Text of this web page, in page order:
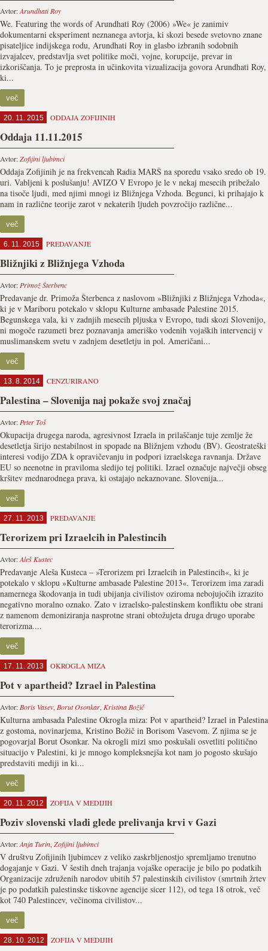
Avtor:Arundhati Roy
We. Featuring the words of Arundhati Roy (2006) »We« je zanimiv
dokumentarni eksperiment neznanega avtorja, ki skozi besede svetovno znane
pisateljice indijskega rodu, Arundhati Roy in glasbo izbranih sodobnih
izvajalcev, predstavlja svet politike moči, vojne, korupcije, prevar in
izkoriščanja. To je preprosta in učinkovita vizualizacija govora Arundhati Roy,
ki...
več
20. 11. 2015 ODDAJA ZOFIJINIH
Oddaja 11.11.2015
Avtor:Zofijini ljubimci
Oddaja Zofijinih je na frekvencah Radia MARŠ na sporedu vsako sredo ob 19.
uri. Vabljeni k poslušanju! AVIZO V Evropo je le v nekaj mesecih pribežalo
na tisoče ljudi, med njimi mnogi iz Bližnjega Vzhoda. Begunci, ki prihajajo k
nam in različne teorije zarot v nekaterih ljudeh povzročijo različne...
več
6. 11. 2015 PREDAVANJE
Bližnjiki z Bližnjega Vzhoda
Avtor: Primož Šterbenc
Predavanje dr. Primoža Šterbenca z naslovom »Bližnjiki z Bližnjega Vzhoda«,
ki je v Mariboru potekalo v sklopu Kulturne ambasade Palestine 2015.
Begunskega vala, ki v zadnjih mesecih pljuska v Evropo, tudi skozi Slovenijo,
ni mogoče razumeti brez poznavanja ameriško vodenih vojaških intervencij v
muslimanskem svetu v zadnjem desetletju in pol. Američani...
več
13. 8. 2014 CENZURIRANO
Palestina – Slovenija naj pokaže svoj značaj
Avtor: Peter Toš
Okupacija drugega naroda, agresivnost Izraela in prilaščanje tuje zemlje že
desetletja širijo nestabilnost in spopade na Bližnjem vzhodu (BV). Geostrateški
interesi vodijo ZDA k opravičevanju in podpori izraelskega ravnanja. Države
EU so neenotne in praviloma sledijo tej politiki. Izrael označuje največji obseg
kršitev mednarodnega prava, ki ostajajo nekaznovane. Slovenija...
več
27. 11. 2013 PREDAVANJE
Terorizem pri Izraelcih in Palestincih
Avtor:Aleš Kustec
Predavanje Aleša Kusteca – »Terorizem pri Izraelcih in Palestincih«, ki je
potekalo v sklopu »Kulturne ambasade Palestine 2013«. Terorizem ima zaradi
namernega škodovanja in tudi ubijanja civilistov oziroma nebojujočih izrazito
negativno moralno oznako. Zato v izraelsko-palestinskem konfliktu obe strani
z namenom demoniziranja nasprotne strani obtožujeta druga drugo uporabe
terorizma....
več
17. 11. 2013 OKROGLA MIZA
Pot v apartheid? Izrael in Palestina
Avtor: Boris Vasev, Borut Osonkar, Kristina Božič
Kulturna ambasada Palestine Okrogla miza: Pot v apartheid? Izrael in Palestina
z gostoma, novinarjema, Kristino Božič in Borisom Vasevom. Z njima se je
pogovarjal Borut Osonkar. Na okrogli mizi smo poskušali osvetliti politično
situacijo v Palestini, ki je mnogo kompleksnejša kot nam jo pogosto skušajo
predstaviti mediji in ki...
več
20. 11. 2012 ZOFIJA V MEDIJIH
Poziv slovenski vladi glede prelivanja krvi v Gazi
Avtor:Anja Turin, Zofijini ljubimci
V društvu Zofijinih ljubimcev z veliko zaskrbljenostjo spremljamo trenutno
dogajanje v Gazi. V šestih dneh trajanja vojaške operacije je bilo po podatkih
Organizacije združenih narodov ubitih 57 palestinskih civilistov (smrtnih žrtev
je po podatkih palestinske tiskovne agencije sicer 112), od tega 18 otrok, več
kot 740 Palestincev, večinoma civilistov...
več
28. 10. 2012 ZOFIJA V MEDIJIH